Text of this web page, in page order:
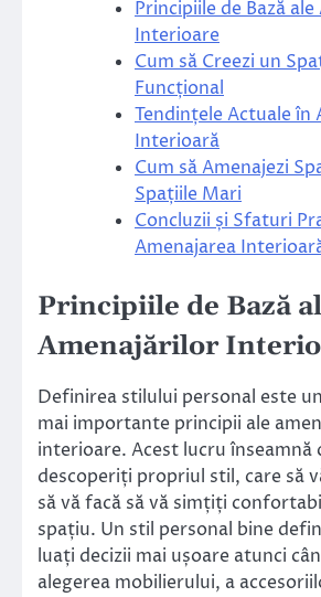
Principiile de Bază
Interioare
Cum să Creezi un
Funcțional
Tendințele Actuale în
Interioară
Cum să Amenajezi
Spațiile Mari
Concluzii și Sfaturi
Amenajarea
Principiile de Bază
Amenajărilor
Definirea stilului personal este
mai importante principii ale
interioare. Acest lucru înseamnă
descoperiți propriul stil, care să
să vă facă să vă simțiți
spațiu. Un stil personal bine
luați decizii mai ușoare atunci
alegerea mobilierului, a